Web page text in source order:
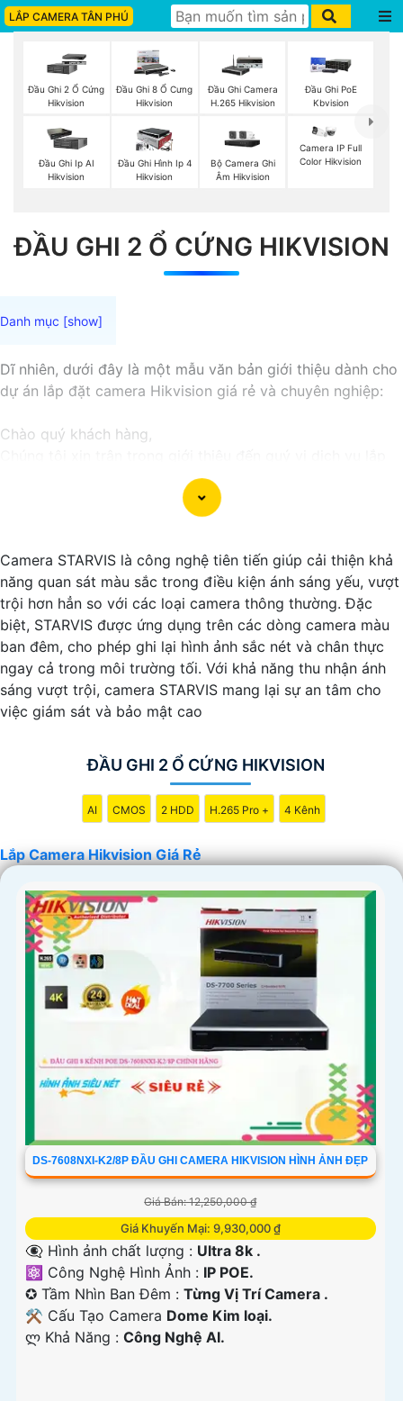
LẮP CAMERA TÂN PHÚ
Đầu Ghi 2 Ổ Cứng
Hikvision
Đầu Ghi 8 Ổ Cưng
Hikvision
Đầu Ghi Camera
H.265 Hikvision
Đầu Ghi PoE
Kbvision
Đầu Ghi Ip AI
Hikvision
Đầu Ghi Hình Ip 4
Hikvision
Bộ Camera Ghi
Âm Hikvision
Camera IP Full
Color Hikvision
ĐẦU GHI 2 Ổ CỨNG HIKVISION
Dĩ nhiên, dưới đây là một mẫu văn bản giới thiệu dành cho
dự án lắp đặt camera Hikvision giá rẻ và chuyên nghiệp:
Chào quý khách hàng,
đặt camera Hikvision giá rẻ và chuyên nghiệp cho dự án
Với kinh nghiệm lâu năm trong lĩnh vực lắp đặt camera an
đến cho quý vị những giải pháp an ninh hiệu quả, đáng tin
cậy và tiết kiệm chi phí.
Camera của Hikvision được biết đến là một trong những
thương hiệu hàng đầu thế giới về giải pháp an ninh video.
Với các tính năng và công nghệ tiên tiến, camera Hikvision
không chỉchắc chắnchất lượng hình ảnh sắc nét mà còn
đem đến sự tin cậy và an toàn cho dự án của quý vị.
Nếu quý vị quan tâm đến việc lắp đặt camera Hikvision giá
sẵn lòng hỗ trợ và tư vấn cho quý vị.
Camera STARVIS là công nghệ tiên tiến giúp cải thiện khả
năng quan sát màu sắc trong điều kiện ánh sáng yếu, vượt
trội hơn hẳn so với các loại camera thông thường. Đặc
biệt, STARVIS được ứng dụng trên các dòng camera màu
ban đêm, cho phép ghi lại hình ảnh sắc nét và chân thực
ngay cả trong môi trường tối. Với khả năng thu nhận ánh
sáng vượt trội, camera STARVIS mang lại sự an tâm cho
việc giám sát và bảo mật cao
ĐẦU GHI 2 Ổ CỨNG HIKVISION
AI CMOS 2 HDD H.265 Pro + 4 Kênh
Lắp Camera Hikvision Giá Rẻ
DS-7608NXI-K2/8P ĐẦU GHI CAMERA HIKVISION HÌNH ẢNH ĐẸP
Giá Bán: 12,250,000 ₫
Giá Khuyến Mại: 9,930,000 ₫
👁️‍🗨 Hình ảnh chất lượng : Ultra 8k .
⚛️ Công Nghệ Hình Ảnh : IP POE.
✪ Tầm Nhìn Ban Đêm : Từng Vị Trí Camera .
⚒ Cấu Tạo Camera Dome Kim loại.
️ლ Khả Năng : Công Nghệ AI.